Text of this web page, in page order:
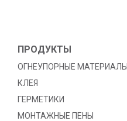
ПРОДУКТЫ
ОГНЕУПОРНЫЕ МАТЕРИАЛЫ
КЛЕЯ
ГЕРМЕТИКИ
МОНТАЖНЫЕ ПЕНЫ